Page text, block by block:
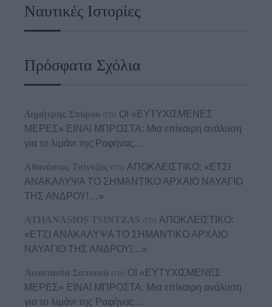
Ναυτικές Ιστορίες
Πρόσφατα Σχόλια
Δημήτρης Σπύρου στο ΟΙ «ΕΥΤΥΧΙΣΜΕΝΕΣ
ΜΕΡΕΣ» ΕΙΝΑΙ ΜΠΡΟΣΤΑ: Μια επίκαιρη ανάλυση
για το λιμάνι της Ραφήνας…
Αθανάσιος Τσίντζας στο ΑΠΟΚΛΕΙΣΤΙΚΟ: «ΕΤΣΙ
ΑΝΑΚΑΛΥΨΑ ΤΟ ΣΗΜΑΝΤΙΚΟ ΑΡΧΑΙΟ ΝΑΥΑΓΙΟ
ΤΗΣ ΑΝΔΡΟΥ!…»
ATHANASIOS TSINTZAS στο ΑΠΟΚΛΕΙΣΤΙΚΟ:
«ΕΤΣΙ ΑΝΑΚΑΛΥΨΑ ΤΟ ΣΗΜΑΝΤΙΚΟ ΑΡΧΑΙΟ
ΝΑΥΑΓΙΟ ΤΗΣ ΑΝΔΡΟΥ!…»
Αναστασία Σαπουνά στο ΟΙ «ΕΥΤΥΧΙΣΜΕΝΕΣ
ΜΕΡΕΣ» ΕΙΝΑΙ ΜΠΡΟΣΤΑ: Μια επίκαιρη ανάλυση
για το λιμάνι της Ραφήνας…